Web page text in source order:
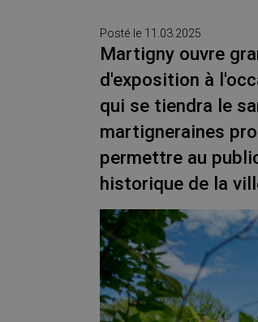
Posté le 11.03.2025
Martigny ouvre
d'exposition à
qui se tiendra le
martigneraines
permettre au
historique de la